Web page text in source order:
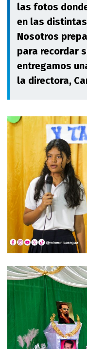
las fotos
en las
Nosotros
para recordar
entregamos
la directora,